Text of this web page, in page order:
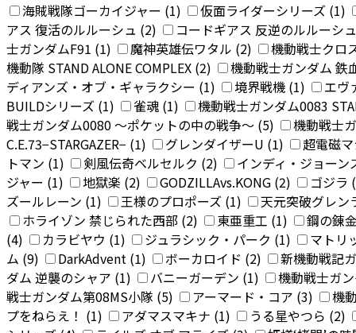
海賊戦隊ゴーカイジャー (1)
仮面ライダーシリーズ (1)
アス 復活のルルーシュ (2)
コードギアス 反逆のルルーシ
士ガンダムF91 (1)
魔神英雄伝ワタル (2)
機動戦士クロ
機動隊 STAND ALONE COMPLEX (2)
機動戦士ガンダム
ディアンズ・オブ・ギャラクシー (1)
境界戦機 (1)
エヴ
BUILDシリーズ (1)
雀魂 (1)
機動戦士ガンダム0083
戦士ガンダム0080 〜ポケットの中の戦争〜 (5)
機動戦士
C.E.73−STARGAZER− (1)
グレンダイザーU (1)
超電磁
トマン (1)
剣風伝奇ベルセルク (2)
インディ・ジョー
ジャー (1)
地獄楽 (2) GODZILLAvs.KONG (2)
ゴジラ
ズールレーン (1)
王様のプロポーズ (1)
天元突破グレ
ホライゾン 禁じられた西部 (2)
東亜重工 (1)
鋼の錬
(4)
カラビヤウ (1) ジュラシック・パーク (1)
マトリ
ム (9)
DarkAdvent (1) ボーカロイド (2)
新機動戦記
ダム 逆襲のシャア (1)
バニーガーデン (1)
機動戦士ガ
戦士ガンダム第08MS小隊 (5)
アーマード・コア (3)
機
プをねらえ！ (1)
アダマスマキナ (1)
うる星やつら (2)